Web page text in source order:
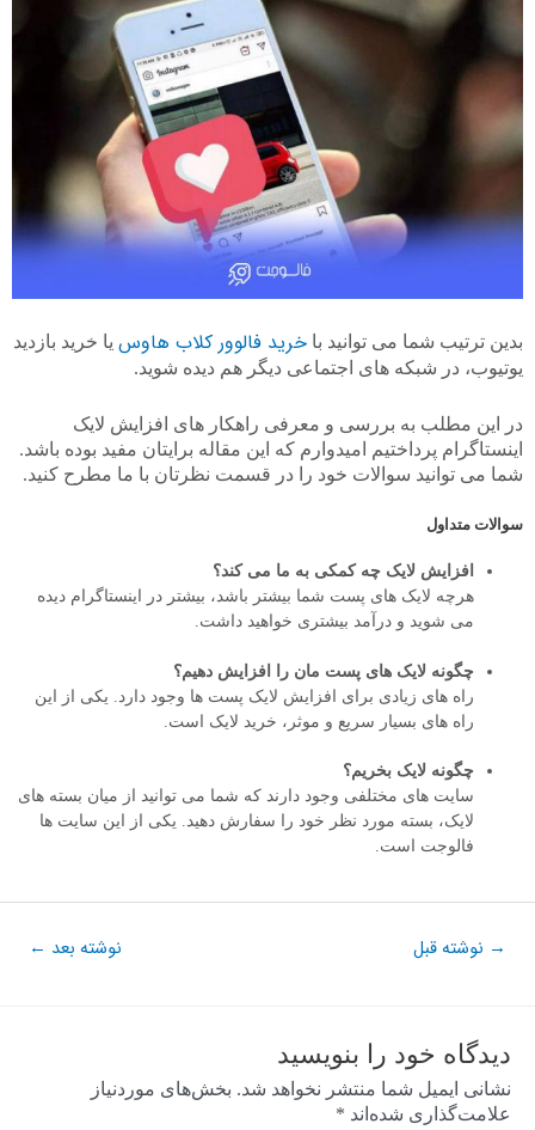
بدین ترتیب شما می توانید با خرید فالوور کلاب هاوس یا خرید بازدید
یوتیوب، در شبکه های اجتماعی دیگر هم دیده شوید.
در این مطلب به بررسی و معرفی راهکار های افزایش لایک
اینستاگرام پرداختیم امیدوارم که این مقاله برایتان مفید بوده باشد.
شما می توانید سوالات خود را در قسمت نظرتان با ما مطرح کنید.
سوالات متداول
افزایش لایک چه کمکی به ما می کند؟
هرچه لایک های پست شما بیشتر باشد، بیشتر در اینستاگرام دیده
می شوید و درآمد بیشتری خواهید داشت.
چگونه لایک های پست مان را افزایش دهیم؟
راه های زیادی برای افزایش لایک پست ها وجود دارد. یکی از این
راه های بسیار سریع و موثر، خرید لایک است.
چگونه لایک بخریم؟
سایت های مختلفی وجود دارند که شما می توانید از میان بسته های
لایک، بسته مورد نظر خود را سفارش دهید. یکی از این سایت ها
فالوجت است.
→ نوشته قبل نوشته بعد ←
دیدگاه‌ خود را بنویسید
نشانی ایمیل شما منتشر نخواهد شد. بخش‌های موردنیاز
علامت‌گذاری شده‌اند *